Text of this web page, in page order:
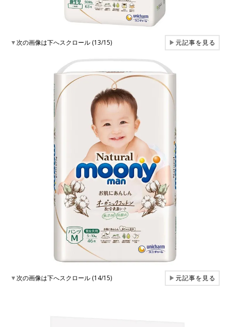
▼次の画像は下へスクロール (13/15) ▶元記事を見る
▼次の画像は下へスクロール (14/15) ▶元記事を見る